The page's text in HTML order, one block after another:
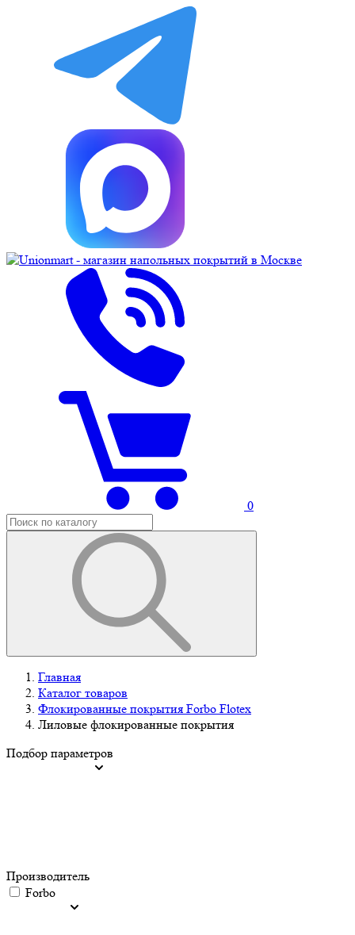
0
Главная
Каталог товаров
Флокированные покрытия Forbo Flotex
Лиловые флокированные покрытия
Подбор параметров
Производитель
Forbo